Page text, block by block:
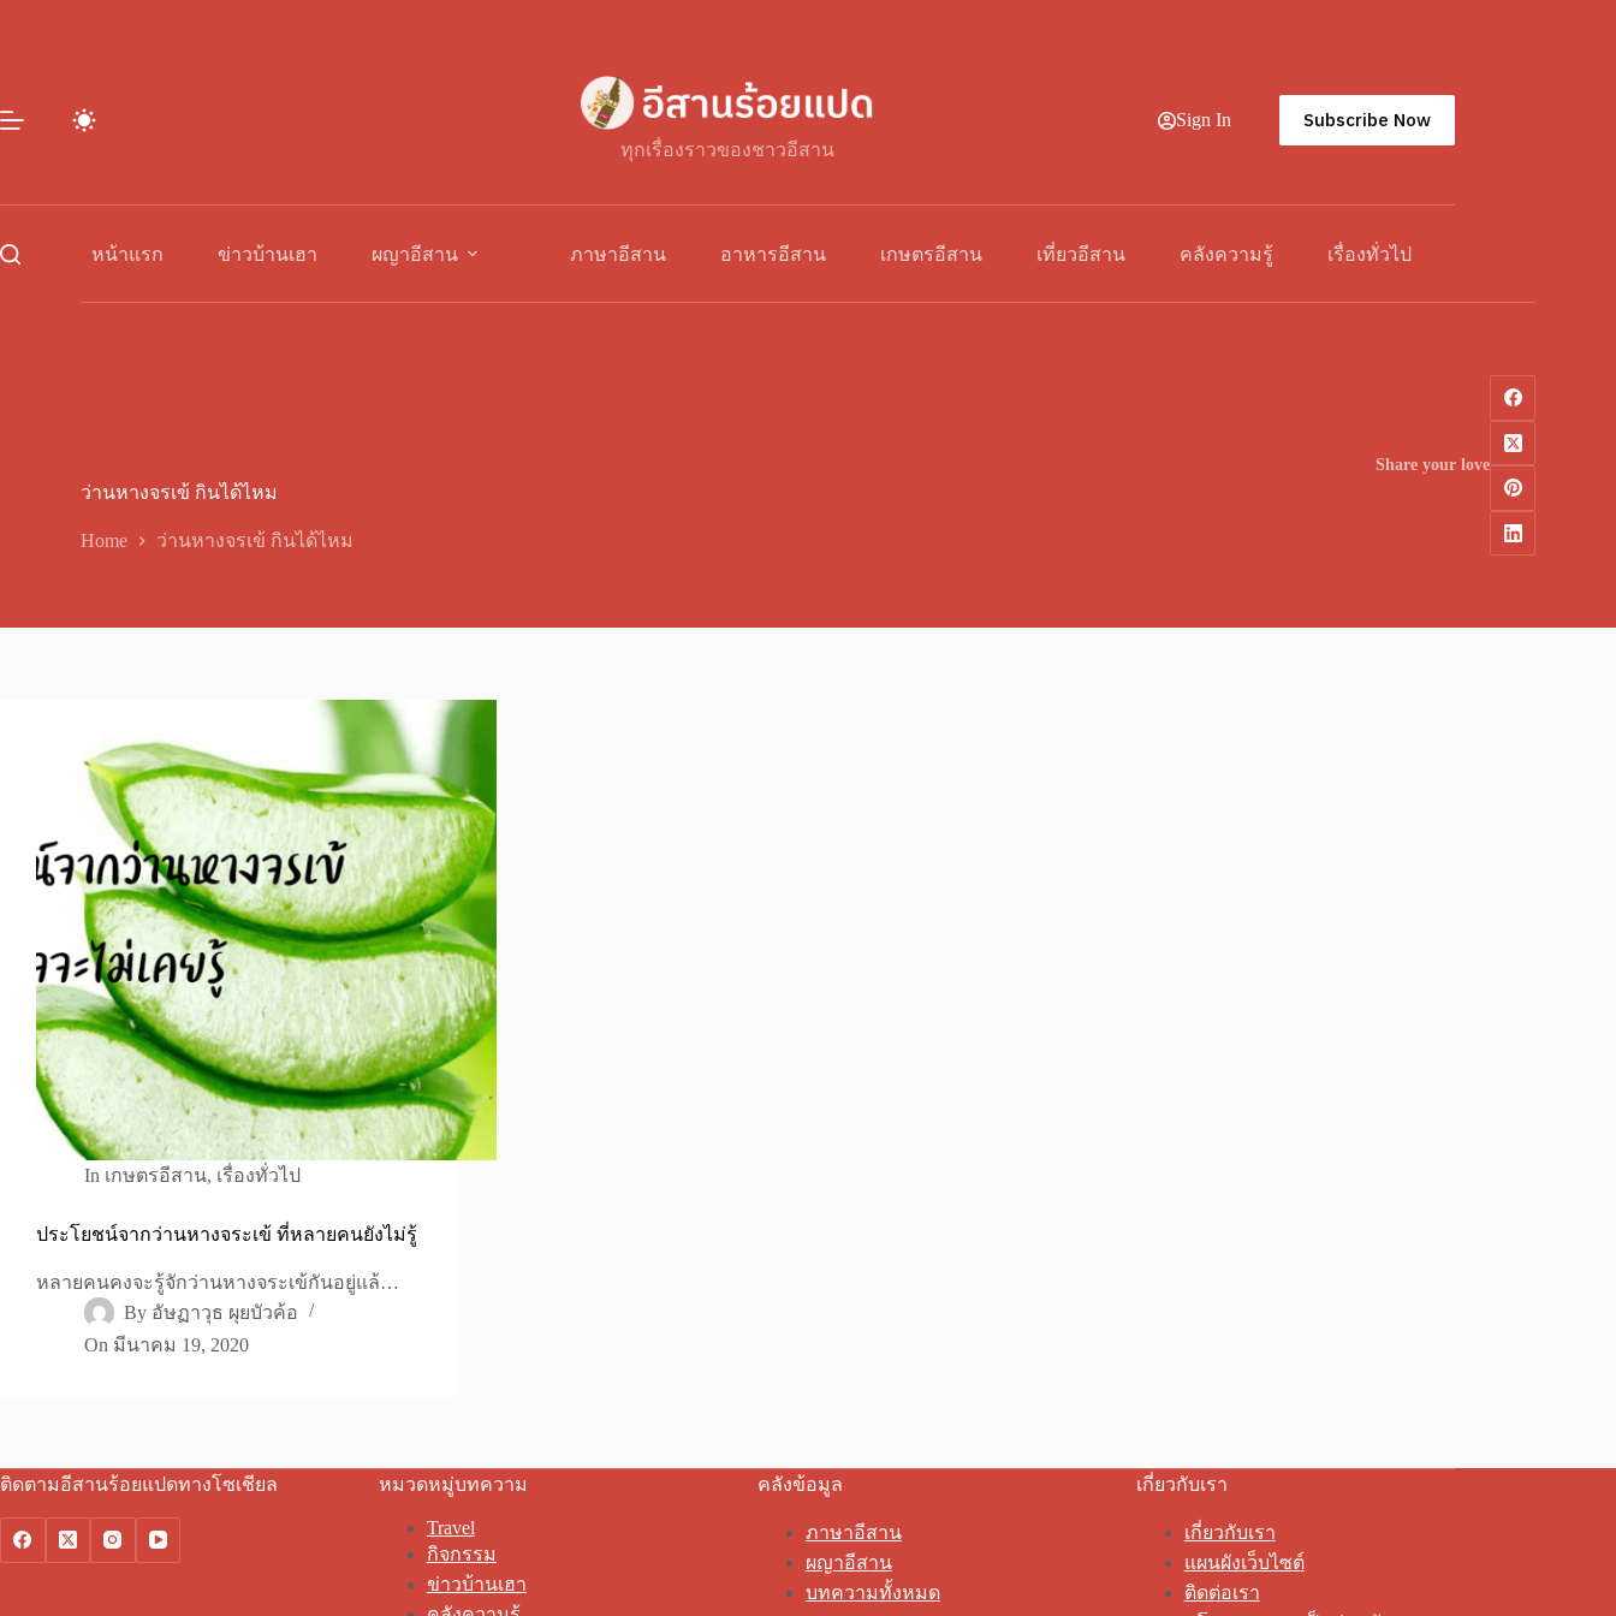
ทุกเรื่องราวของชาวอีสาน
Sign In Subscribe Now
หน้าแรก ข่าวบ้านเฮา ผญาอีสาน ภาษาอีสาน อาหารอีสาน เกษตรอีสาน เที่ยวอีสาน คลังความรู้ เรื่องทั่วไป
ว่านหางจรเข้ กินได้ไหม
Home ว่านหางจรเข้ กินได้ไหม
Share your love
In เกษตรอีสาน, เรื่องทั่วไป
ประโยชน์จากว่านหางจระเข้ ที่หลายคนยังไม่รู้
หลายคนคงจะรู้จักว่านหางจระเข้กันอยู่แล้…
By อัษฏาวุธ ผุยบัวค้อ
On มีนาคม 19, 2020
ติดตามอีสานร้อยแปดทางโซเชียล หมวดหมู่บทความ
Travel
กิจกรรม
ข่าวบ้านเฮา
คลังข้อมูล
ภาษาอีสาน
ผญาอีสาน
บทความทั้งหมด
เกี่ยวกับเรา
เกี่ยวกับเรา
แผนผังเว็บไซต์
ติดต่อเรา